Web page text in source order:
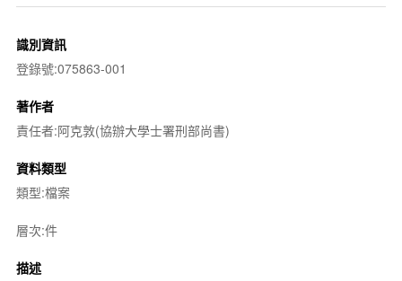
識別資訊
登錄號:075863-001
著作者
責任者:阿克敦(協辦大學士署刑部尚書)
資料類型
類型:檔案
層次:件
描述